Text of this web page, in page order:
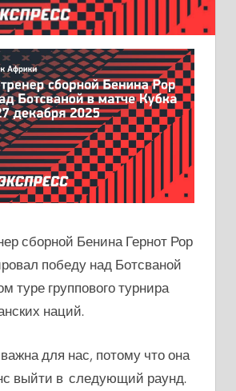
сборной Бенина Гернот Рор
победу над Ботсваной
туре группового турнира
наций.
для нас, потому что она
выйти в следующий раунд.